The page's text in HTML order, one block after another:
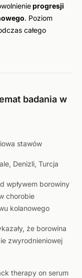
progresji
. Poziom
całego
badania w
stawów
Denizli, Turcja
wpływem borowiny
chorobie
kolanowego
że borowina
zwyrodnieniowej
therapy on serum